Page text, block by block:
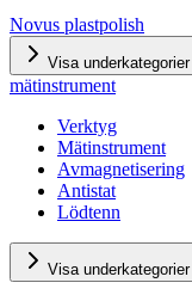
Novus plastpolish
Visa
mätinstrument
Verktyg
Mätinstrument
Avmagnetisering
Antistat
Lödtenn
Visa